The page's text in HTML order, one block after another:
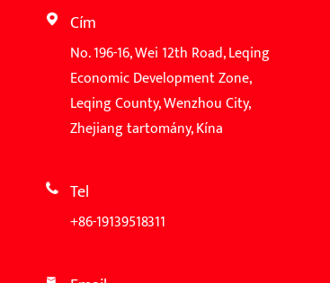
 Cím
No. 196-16, Wei 12th Road, Leqing
Economic Development Zone,
Leqing County, Wenzhou City,
Zhejiang tartomány, Kína
 Tel
+86-19139518311